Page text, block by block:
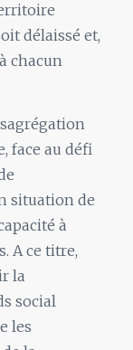
délaissé et,
chacun
face au défi
situation de
à
A ce titre,
la
social
les